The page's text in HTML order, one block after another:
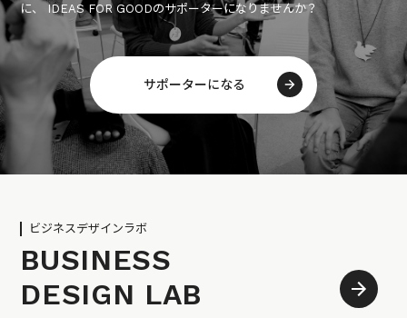
に、 IDEAS FOR GOODのサポーターになりませんか？
サポーターになる
ビジネスデザインラボ
BUSINESS
DESIGN LAB